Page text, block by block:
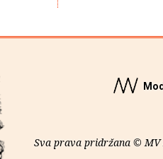
Sva prava pridržana © MV